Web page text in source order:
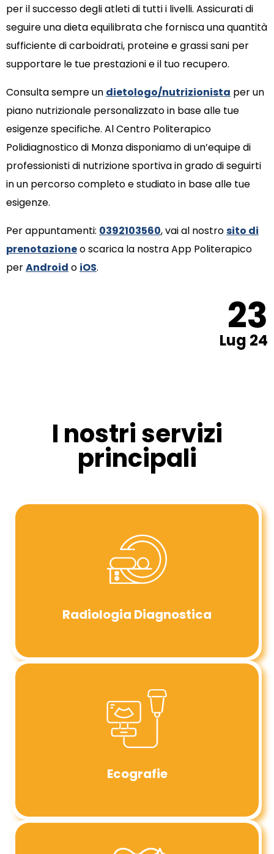
per il successo degli atleti di tutti i livelli. Assicurati di
seguire una dieta equilibrata che fornisca una quantità
sufficiente di carboidrati, proteine e grassi sani per
supportare le tue prestazioni e il tuo recupero.
Consulta sempre un dietologo/nutrizionista per un
piano nutrizionale personalizzato in base alle tue
esigenze specifiche. Al Centro Politerapico
Polidiagnostico di Monza disponiamo di un’equipe di
professionisti di nutrizione sportiva in grado di seguirti
in un percorso completo e studiato in base alle tue
esigenze.
Per appuntamenti: 0392103560, vai al nostrosito di
prenotazioneo scarica la nostra App Politerapico
perAndroid o iOS.
23
Lug 24
I nostri servizi
principali
Radiologia Diagnostica
Ecografie